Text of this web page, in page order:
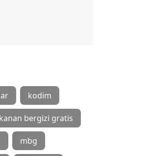
kodim
bergizi gratis
mbg